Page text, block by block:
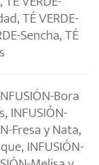
TÉ VERDE-
Sencha, TÉ
Bora
INFUSIÓN-
Fresa y Nata,
INFUSIÓN-